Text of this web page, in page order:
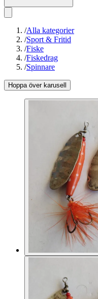
/Alla kategorier
/Sport & Fritid
/Fiske
/Fiskedrag
/Spinnare
Hoppa över karusell